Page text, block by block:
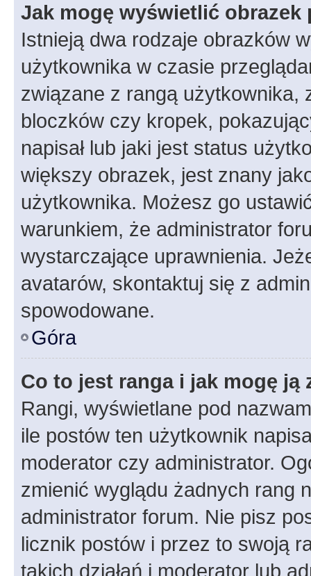
Jak mogę wyświetlić
Istnieją dwa rodzaje obrazków
użytkownika w czasie
związane z rangą użytkownika,
bloczków czy kropek,
napisał lub jaki jest status
większy obrazek, jest znany
użytkownika. Możesz go
warunkiem, że administrator
wystarczające uprawnienia.
avatarów, skontaktuj się z
spowodowane.
Góra
Co to jest ranga i jak mogę ją
Rangi, wyświetlane pod
ile postów ten użytkownik
moderator czy administrator.
zmienić wyglądu żadnych rang
administrator forum. Nie pisz
licznik postów i przez to swoją
takich działań i moderator lub